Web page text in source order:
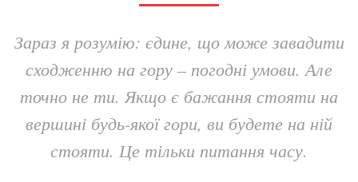
Зараз я розумію: єдине, що може завадити
сходженню на гору – погодні умови. Але
точно не ти. Якщо є бажання стояти на
вершині будь-якої гори, ви будете на ній
стояти. Це тільки питання часу.